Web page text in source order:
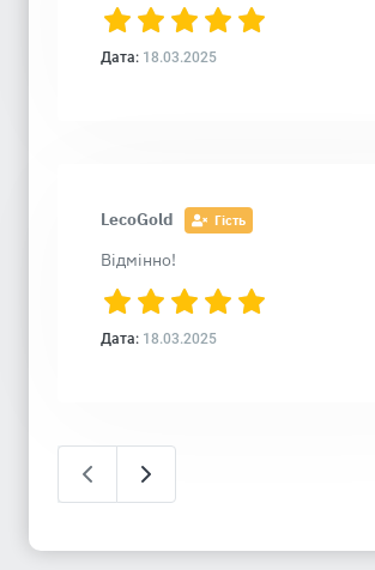
Дата: 18.03.2025
LecoGold Гість
Відмінно!
Дата: 18.03.2025